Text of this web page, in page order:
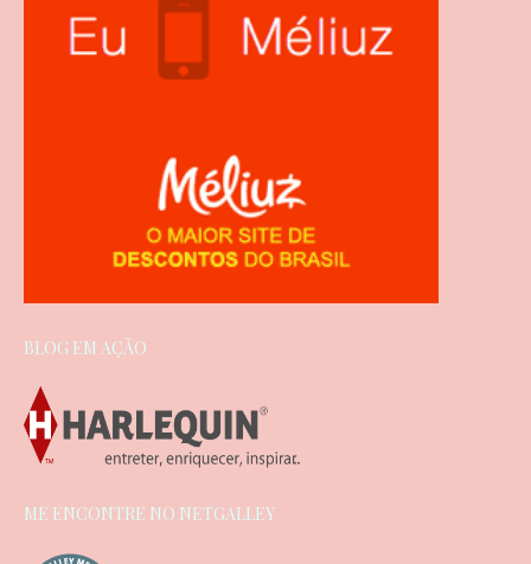
BLOG EM AÇÃO
ME ENCONTRE NO NETGALLEY